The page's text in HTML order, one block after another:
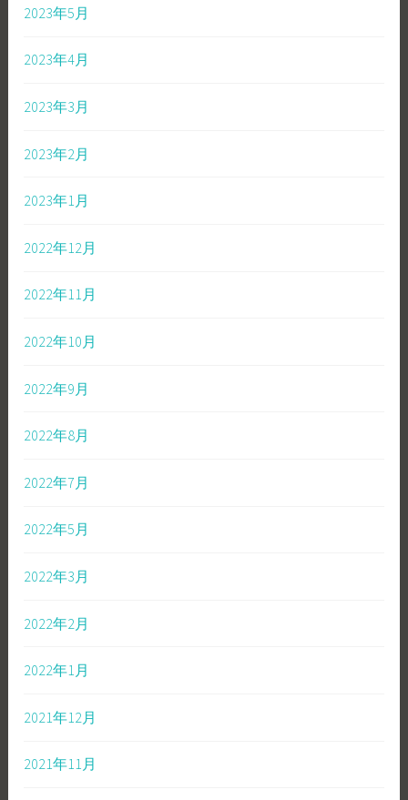
2023年5月
2023年4月
2023年3月
2023年2月
2023年1月
2022年12月
2022年11月
2022年10月
2022年9月
2022年8月
2022年7月
2022年5月
2022年3月
2022年2月
2022年1月
2021年12月
2021年11月